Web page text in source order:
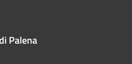
Palena